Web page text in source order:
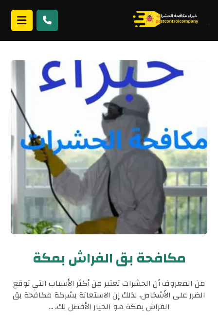
مكافحة بق الفراش بمكة
من المعروف أن الحشرات تعتبر من أكثر الأسباب التي توقع
الضرر على الأشخاص، لذلك إن الاستعانة بشركة مكافحة بق
الفراش بمكة هو الخيار الأفضل لك، ...